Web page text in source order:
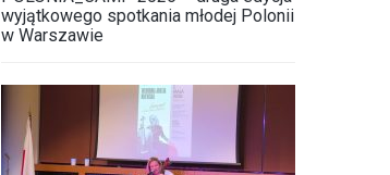
wyjątkowego spotkania młodej Polonii
w Warszawie